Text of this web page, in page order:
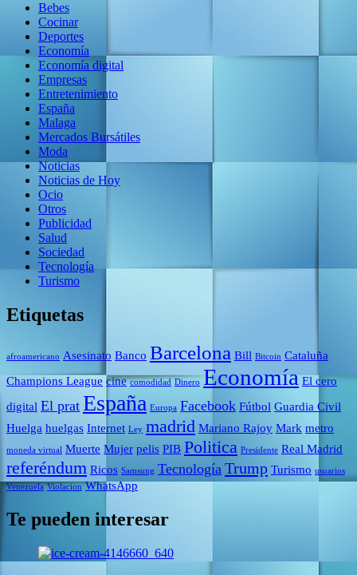
Bebes
Cocinar
Deportes
Economía
Economía digital
Empresas
Entretenimiento
España
Malaga
Mercados Bursátiles
Moda
Noticias
Noticias de Hoy
Ocio
Otros
Publicidad
Salud
Sociedad
Tecnología
Turismo
Etiquetas
afroamericano Asesinato Banco Barcelona Bill Bitcoin Cataluña
Champions League cine comodidad Dinero Economía El cero
digital El prat España Europa Facebook Fútbol Guardia Civil
Huelga huelgas Internet Ley madrid Mariano Rajoy Mark metro
moneda virtual Muerte Mujer pelis PIB Politica Presidente Real Madrid
referéndum Ricos Samsung Tecnología Trump Turismo usuarios
Venezuela Violacion WhatsApp
Te pueden interesar